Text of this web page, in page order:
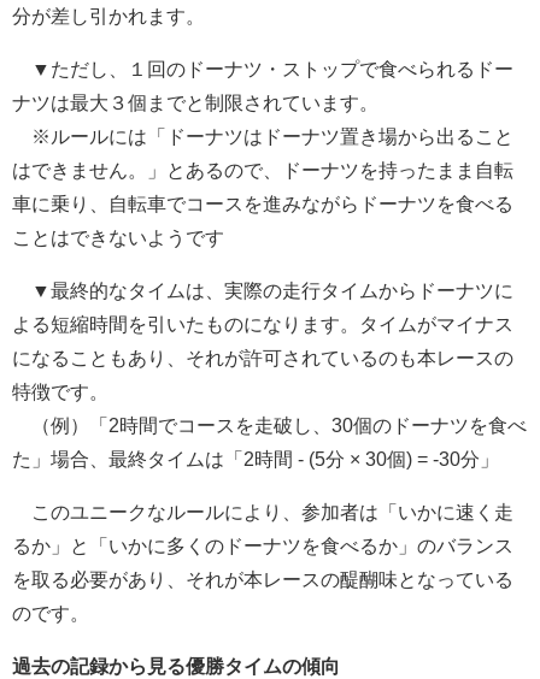
分が差し引かれます。
▼ただし、１回のドーナツ・ストップで食べられるドー
ナツは最大３個までと制限されています。
※ルールには「ドーナツはドーナツ置き場から出ること
はできません。」とあるので、ドーナツを持ったまま自転
車に乗り、自転車でコースを進みながらドーナツを食べる
ことはできないようです
▼最終的なタイムは、実際の走行タイムからドーナツに
よる短縮時間を引いたものになります。タイムがマイナス
になることもあり、それが許可されているのも本レースの
特徴です。
（例）「2時間でコースを走破し、30個のドーナツを食べ
た」場合、最終タイムは「2時間 - (5分 × 30個) = -30分」
このユニークなルールにより、参加者は「いかに速く走
るか」と「いかに多くのドーナツを食べるか」のバランス
を取る必要があり、それが本レースの醍醐味となっている
のです。
過去の記録から見る優勝タイムの傾向